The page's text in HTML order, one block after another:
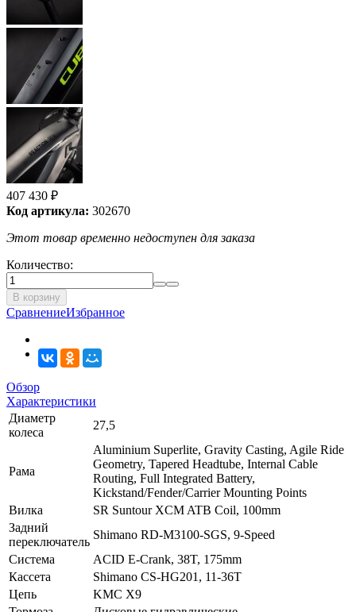
407 430 ₽
Код артикула: 302670
Этот товар временно недоступен для заказа
Количество:
В корзину
СравнениеИзбранное
Обзор
Характеристики
Диаметр
колеса
27,5
Рама
Aluminium Superlite, Gravity Casting, Agile Ride
Geometry, Tapered Headtube, Internal Cable
Routing, Full Integrated Battery,
Kickstand/Fender/Carrier Mounting Points
Вилка
SR Suntour XCM ATB Coil, 100mm
Задний
переключатель
Shimano RD-M3100-SGS, 9-Speed
Система
ACID E-Crank, 38T, 175mm
Кассета
Shimano CS-HG201, 11-36T
Цепь
KMC X9